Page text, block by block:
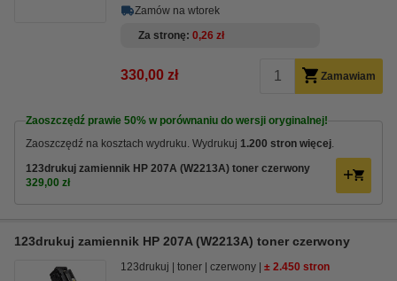
Zamów na wtorek
Za stronę 0,26 zł
330,00 zł Zamawiam
Zaoszczędź prawie 50% w porównaniu do wersji oryginalnej!
Zaoszczędź na kosztach wydruku. Wydrukuj 1.200 stron więcej.
123drukuj zamiennik HP 207A (W2213A) toner czerwony
329,00 zł
123drukuj zamiennik HP 207A (W2213A) toner czerwony
123drukuj toner czerwony ± 2.450 stron